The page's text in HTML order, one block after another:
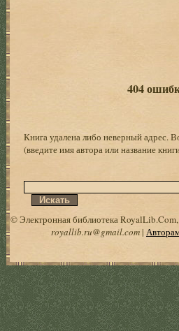
404
Книга удалена либо неверный адрес.
(введите имя автора или название
© Электронная библиотека
royallib.ru@gmail.com|